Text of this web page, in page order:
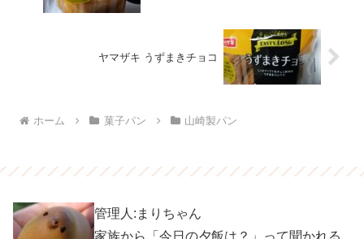
ヤマザキ うずまきチョコ
ホーム 菓子パン 山崎製パン
管理人:まりちゃん
家族から「今日の夕飯は？」って聞かれる